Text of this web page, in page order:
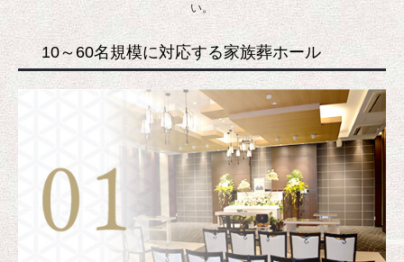
い。
10～60名規模に対応する家族葬ホール